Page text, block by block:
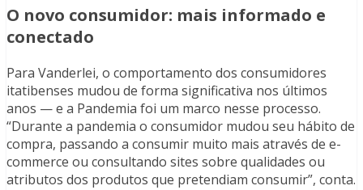
O novo consumidor: mais informado e
conectado
Para Vanderlei, o comportamento dos consumidores
itatibenses mudou de forma significativa nos últimos
anos — e a Pandemia foi um marco nesse processo.
“Durante a pandemia o consumidor mudou seu hábito de
compra, passando a consumir muito mais através de e-
commerce ou consultando sites sobre qualidades ou
atributos dos produtos que pretendiam consumir”, conta.